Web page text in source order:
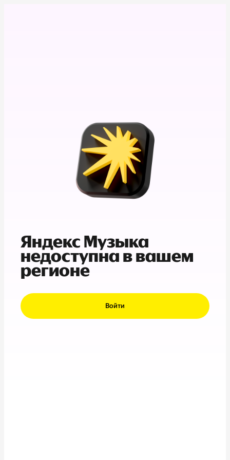
Яндекс Музыка
недоступна в вашем
регионе
Войти